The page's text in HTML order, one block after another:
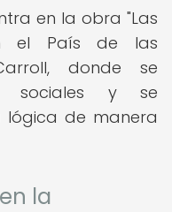
en la obra "Las
el País de las
donde se
sociales y se
de manera
la